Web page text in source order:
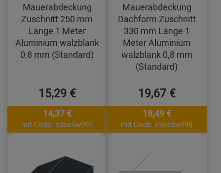
Mauerabdeckung
Zuschnitt 250 mm
Länge 1 Meter
Aluminium walzblank
0,8 mm (Standard)
15,29 €
14,37 €
mit Code: e3oc5w99fj
Mauerabdeckung
Dachform Zuschnitt
330 mm Länge 1
Meter Aluminium
walzblank 0,8 mm
(Standard)
19,67 €
18,49 €
mit Code: e3oc5w99fj